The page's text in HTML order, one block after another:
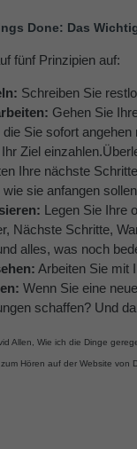
Done: Das
fünf Prinzipien auf:
Schreiben Sie
Gehen Sie
die Sie sofort
Ziel
Ihre nächste
sie anfangen
Legen Sie Ihre
Nächste Schritte,
alles, was noch
Arbeiten Sie mit
Wenn Sie eine
schaffen? Und
Allen, Wie ich die Dinge
Hören auf der Website